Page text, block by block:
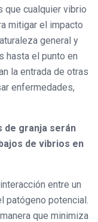
que cualquier vibrio
mitigar el impacto
general y
hasta el punto en
la entrada de otras
enfermedades,
de granja serán
de vibrios en
entre un
patógeno potencial.
que minimiza